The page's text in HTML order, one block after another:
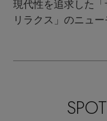
現代性を追求した「
リラクス」のニュー